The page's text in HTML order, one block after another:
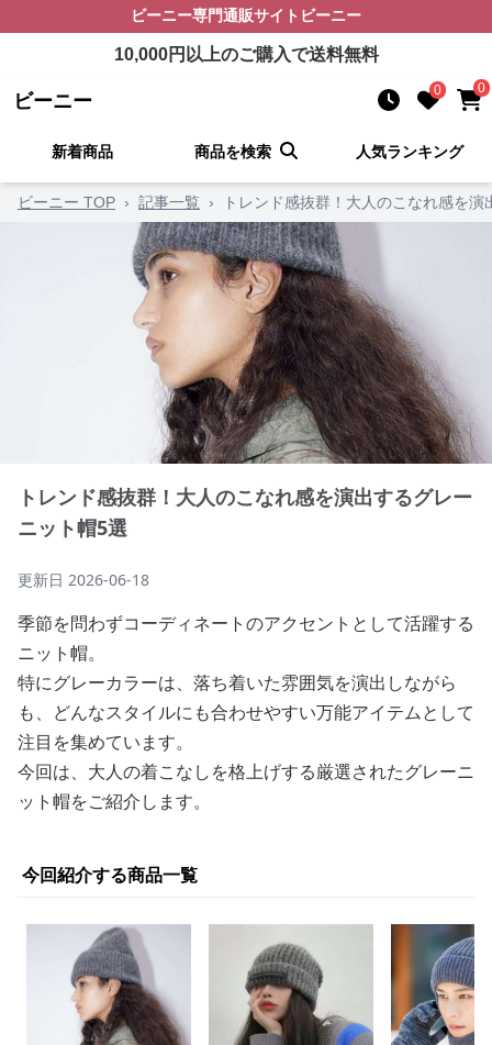
ビーニー専門通販サイト ビーニー
10,000円以上のご購入で送料無料
ビーニー 0 0
新着商品 商品を検索 人気ランキング
ビーニー TOP › 記事一覧 › トレンド感抜群！大人のこなれ感を
トレンド感抜群！大人のこなれ感を演出するグレー
ニット帽5選
更新日 2026-06-18
季節を問わずコーディネートのアクセントとして活躍する
ニット帽。
特にグレーカラーは、落ち着いた雰囲気を演出しながら
も、どんなスタイルにも合わせやすい万能アイテムとして
注目を集めています。
今回は、大人の着こなしを格上げする厳選されたグレーニ
ット帽をご紹介します。
今回紹介する商品一覧